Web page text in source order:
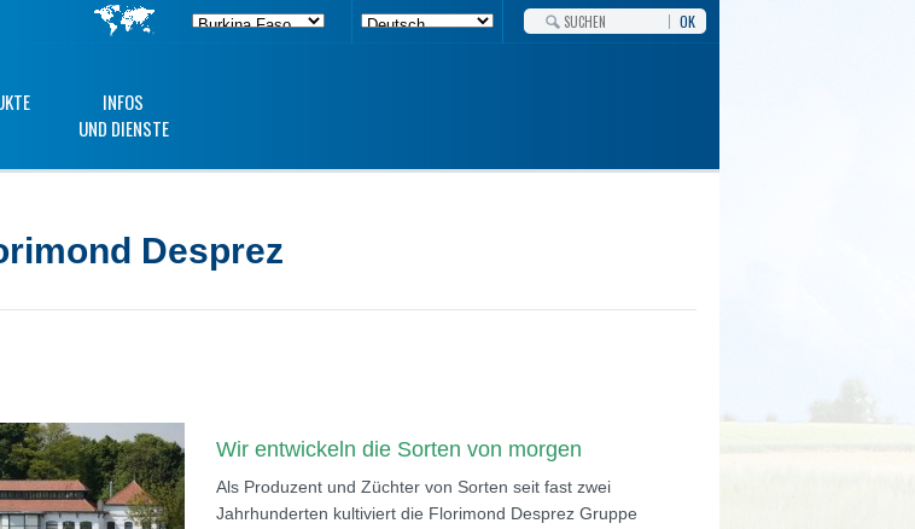
OK
INFOS
UND DIENSTE
Desprez
Wir entwickeln die Sorten von morgen
Als Produzent und Züchter von Sorten seit fast zwei
Jahrhunderten kultiviert die Florimond Desprez Gruppe